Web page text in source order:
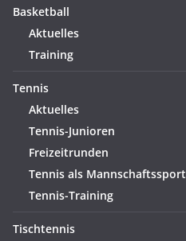
Basketball
Aktuelles
Training
Tennis
Aktuelles
Tennis-Junioren
Freizeitrunden
Tennis als Mannschaftssport
Tennis-Training
Tischtennis